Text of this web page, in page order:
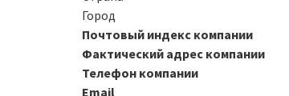
Город
Почтовый индекс компании
Фактический адрес компании
Телефон компании
Email